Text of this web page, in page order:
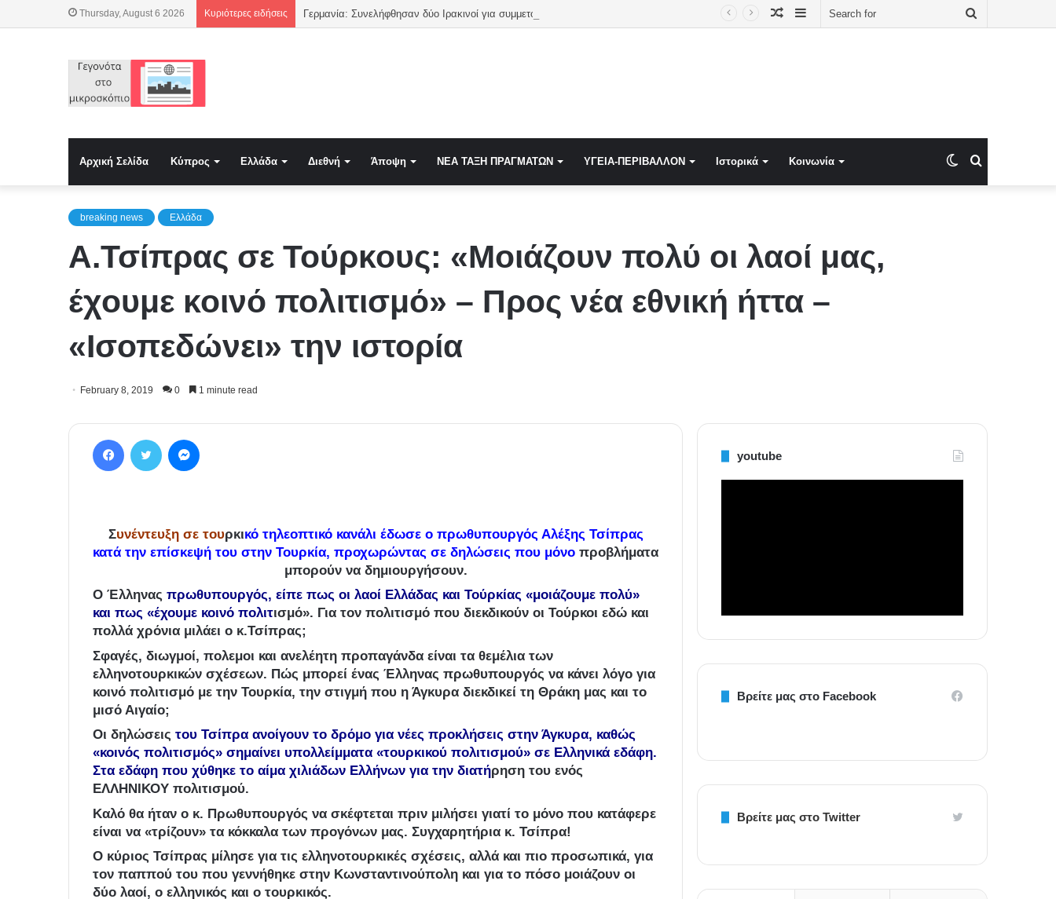
Thursday, August 6 2026 Κυριότερες ειδήσεις Γερμανία: Συνελήφθησαν δύο Ιρακινοί για συμμετοχή στο ISIS Sidebar
Random
Αρχική Σελίδα Κύπρος Ελλάδα Διεθνή Άποψη NEA TAΞΗ ΠΡΑΓΜΑΤΩΝ ΥΓΕΙΑ-ΠΕΡΙΒΑΛΛΟΝ Ιστορικά Κοινωνία Switch
breaking news Ελλάδα
Α.Τσίπρας σε Τούρκους: «Μοιάζουν πολύ οι λαοί μας,
έχουμε κοινό πολιτισμό» – Προς νέα εθνική ήττα –
«Ισοπεδώνει» την ιστορία
February 8, 2019 0 1 minute read
Συνέντευξη σε τουρκικό τηλεοπτικό κανάλι έδωσε ο πρωθυπουργός Αλέξης Τσίπρας
κατά την επίσκεψή του στην Τουρκία, προχωρώντας σε δηλώσεις που μόνο προβλήματα
μπορούν να δημιουργήσουν.
Ο Έλληνας πρωθυπουργός, είπε πως οι λαοί Ελλάδας και Τούρκίας «μοιάζουμε πολύ»
και πως «έχουμε κοινό πολιτισμό». Για τον πολιτισμό που διεκδικούν οι Τούρκοι εδώ και
πολλά χρόνια μιλάει ο κ.Τσίπρας;
Σφαγές, διωγμοί, πολεμοι και ανελέητη προπαγάνδα είναι τα θεμέλια των
ελληνοτουρκικών σχέσεων. Πώς μπορεί ένας Έλληνας πρωθυπουργός να κάνει λόγο για
κοινό πολιτισμό με την Τουρκία, την στιγμή που η Άγκυρα διεκδικεί τη Θράκη μας και το
μισό Αιγαίο;
Οι δηλώσεις του Τσίπρα ανοίγουν το δρόμο για νέες προκλήσεις στην Άγκυρα, καθώς
«κοινός πολιτισμός» σημαίνει υπολλείμματα «τουρκικού πολιτισμού» σε Ελληνικά εδάφη.
Στα εδάφη που χύθηκε το αίμα χιλιάδων Ελλήνων για την διατήρηση του ενός
ΕΛΛΗΝΙΚΟΥ πολιτισμού.
Καλό θα ήταν ο κ. Πρωθυπουργός να σκέφτεται πριν μιλήσει γιατί το μόνο που κατάφερε
είναι να «τρίζουν» τα κόκκαλα των προγόνων μας. Συγχαρητήρια κ. Τσίπρα!
Ο κύριος Τσίπρας μίλησε για τις ελληνοτουρκικές σχέσεις, αλλά και πιο προσωπικά, για
τον παππού του που γεννήθηκε στην Κωνσταντινούπολη και για το πόσο μοιάζουν οι
δύο λαοί, ο ελληνικός και ο τουρκικός.
youtube
Βρείτε μας στο Facebook
Βρείτε μας στο Twitter